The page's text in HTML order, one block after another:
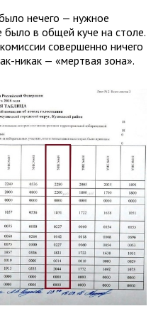
нечего — нужное
в общей куче на столе.
совершенно ничего
никак — «мертвая зона».